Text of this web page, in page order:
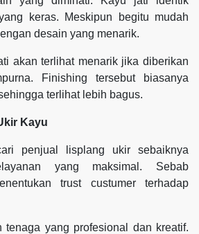
keras. Meskipun begitu mudah
desain yang menarik.
akan terlihat menarik jika diberikan
Finishing tersebut biasanya
terlihat lebih bagus.
Kayu
penjual lisplang ukir sebaiknya
yang maksimal. Sebab
trust custumer terhadap
tenaga yang profesional dan kreatif.